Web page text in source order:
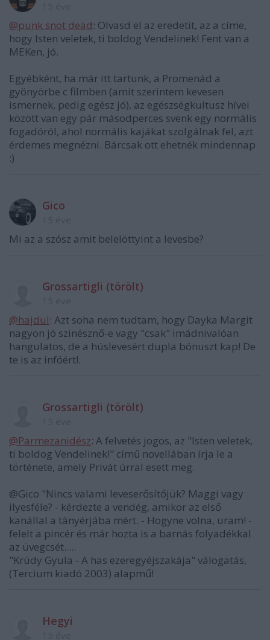
@punk snot dead: Olvasd el az eredetit, az a címe,
hogy Isten veletek, ti boldog Vendelinek! Fent van a
MEKen, jó.
Egyébként, ha már itt tartunk, a Promenád a
gyönyörbe c filmben (amit szerintem kevesen
ismernek, pedig egész jó), az egészségkultusz hívei
között van egy pár másodperces svenk egy normális
fogadóról, ahol normális kajákat szolgálnak fel, azt
érdemes megnézni. Bárcsak ott ehetnék mindennap
:)
Gico
Mi az a szósz amit belelöttyint a levesbe?
Grossartigli (törölt)
@hajdul: Azt soha nem tudtam, hogy Dayka Margit
nagyon jó szinésznő-e vagy "csak" imádnivalóan
hangulatos, de a húslevesért dupla bónuszt kap! De
te is az infóért!.
Grossartigli (törölt)
@Parmezanidész: A felvetés jogos, az "Isten veletek,
ti boldog Vendelinek!" című novellában írja le a
története, amely Privát úrral esett meg.
@Gico "Nincs valami leveserősítőjük? Maggi vagy
ilyesféle? - kérdezte a vendég, amikor az első
kanállal a tányérjába mért. - Hogyne volna, uram! -
felelt a pincér és már hozta is a barnás folyadékkal
az üvegcsét.....
"Krúdy Gyula - A has ezeregyéjszakája" válogatás,
(Tercium kiadó 2003) alapmű!
Hegyi